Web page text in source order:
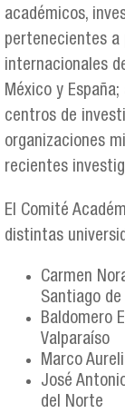
académicos,
pertenecientes a
internacionales
México y
centros de
organizaciones
recientes
El Comité
distintas
Carmen
Santiago de
Baldomero
Valparaíso
Marco
José
del Norte